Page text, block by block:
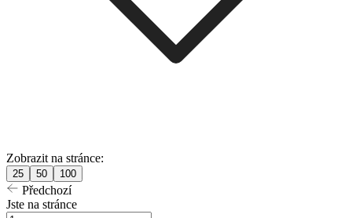
Zobrazit na stránce:
25 50 100
Předchozí
Jste na stránce